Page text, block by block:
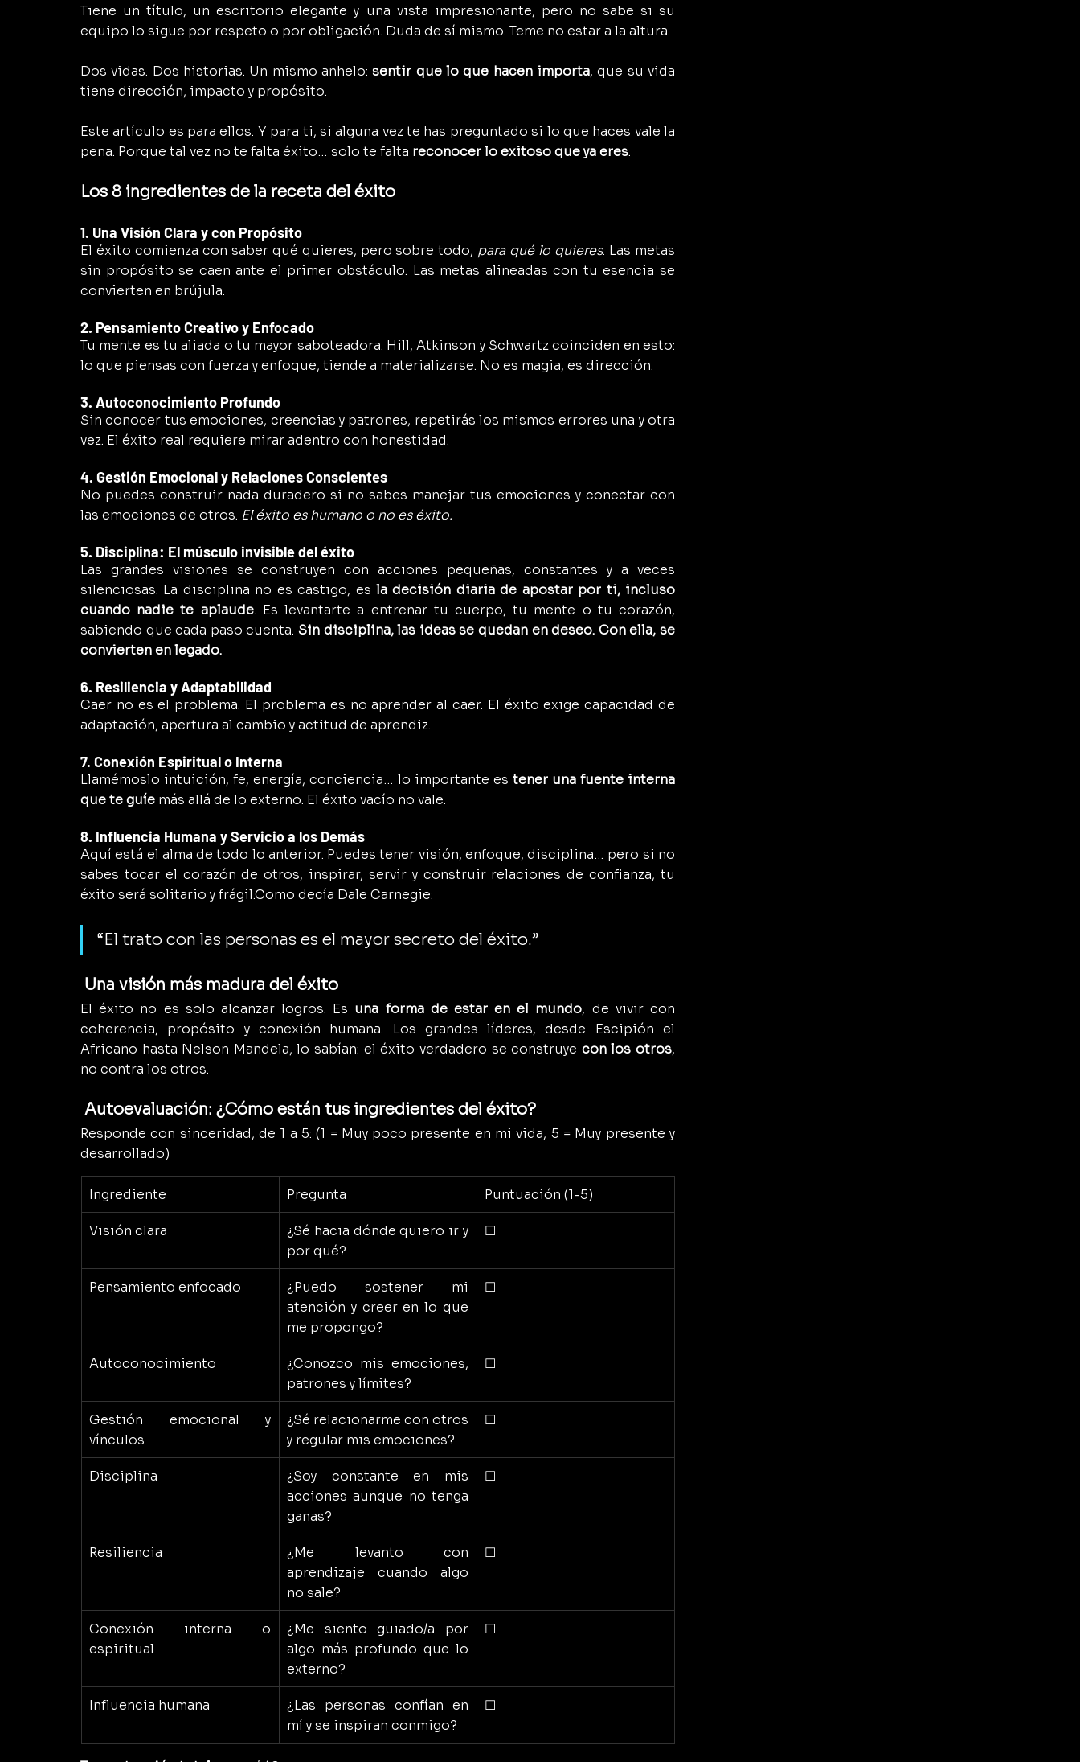
Tiene un título, un escritorio elegante y una vista impresionante, pero no sabe si su
equipo lo sigue por respeto o por obligación. Duda de sí mismo. Teme no estar a la altura.
Dos vidas. Dos historias. Un mismo anhelo: sentir que lo que hacen importa, que su vida
tiene dirección, impacto y propósito.
Este artículo es para ellos. Y para ti, si alguna vez te has preguntado si lo que haces vale la
pena. Porque tal vez no te falta éxito… solo te falta reconocer lo exitoso que ya eres.
Los 8 ingredientes de la receta del éxito
1. Una Visión Clara y con Propósito
El éxito comienza con saber qué quieres, pero sobre todo, para qué lo quieres. Las metas
sin propósito se caen ante el primer obstáculo. Las metas alineadas con tu esencia se
convierten en brújula.
2. Pensamiento Creativo y Enfocado
Tu mente es tu aliada o tu mayor saboteadora. Hill, Atkinson y Schwartz coinciden en esto:
lo que piensas con fuerza y enfoque, tiende a materializarse. No es magia, es dirección.
3. Autoconocimiento Profundo
Sin conocer tus emociones, creencias y patrones, repetirás los mismos errores una y otra
vez. El éxito real requiere mirar adentro con honestidad.
4. Gestión Emocional y Relaciones Conscientes
No puedes construir nada duradero si no sabes manejar tus emociones y conectar con
las emociones de otros. El éxito es humano o no es éxito.
5. Disciplina: El músculo invisible del éxito
Las grandes visiones se construyen con acciones pequeñas, constantes y a veces
silenciosas. La disciplina no es castigo, es la decisión diaria de apostar por ti, incluso
cuando nadie te aplaude. Es levantarte a entrenar tu cuerpo, tu mente o tu corazón,
sabiendo que cada paso cuenta. Sin disciplina, las ideas se quedan en deseo. Con ella, se
convierten en legado.
6. Resiliencia y Adaptabilidad
Caer no es el problema. El problema es no aprender al caer. El éxito exige capacidad de
adaptación, apertura al cambio y actitud de aprendiz.
7. Conexión Espiritual o Interna
Llamémoslo intuición, fe, energía, conciencia… lo importante es tener una fuente interna
que te guíe más allá de lo externo. El éxito vacío no vale.
8. Influencia Humana y Servicio a los Demás
Aquí está el alma de todo lo anterior. Puedes tener visión, enfoque, disciplina… pero si no
sabes tocar el corazón de otros, inspirar, servir y construir relaciones de confianza, tu
éxito será solitario y frágil.Como decía Dale Carnegie:
“El trato con las personas es el mayor secreto del éxito.”
Una visión más madura del éxito
El éxito no es solo alcanzar logros. Es una forma de estar en el mundo, de vivir con
coherencia, propósito y conexión humana. Los grandes líderes, desde Escipión el
Africano hasta Nelson Mandela, lo sabían: el éxito verdadero se construye con los otros,
no contra los otros.
Autoevaluación: ¿Cómo están tus ingredientes del éxito?
Responde con sinceridad, de 1 a 5: (1 = Muy poco presente en mi vida, 5 = Muy presente y
desarrollado)
Ingrediente Pregunta Puntuación (1-5)
Visión clara
¿Sé hacia dónde quiero ir y
por qué?
☐
Pensamiento enfocado
¿Puedo sostener mi
atención y creer en lo que
me propongo?
☐
Autoconocimiento
¿Conozco mis emociones,
patrones y límites?
☐
Gestión emocional y
vínculos
¿Sé relacionarme con otros
y regular mis emociones?
☐
Disciplina
¿Soy constante en mis
acciones aunque no tenga
ganas?
☐
Resiliencia
¿Me levanto con
aprendizaje cuando algo
no sale?
☐
Conexión interna o
espiritual
¿Me siento guiado/a por
algo más profundo que lo
externo?
☐
Influencia humana
¿Las personas confían en
mí y se inspiran conmigo?
☐